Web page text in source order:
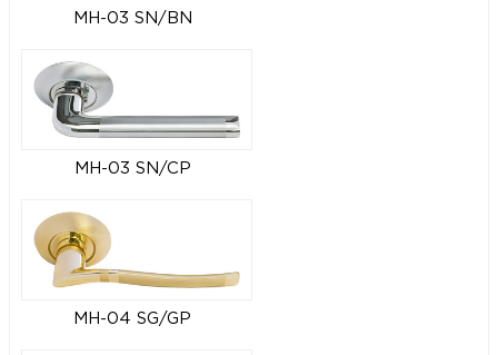
MH-03 SN/BN
MH-03 SN/CP
MH-04 SG/GP